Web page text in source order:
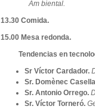
Am biental.
13.30 Comida.
15.00 Mesa redonda.
Tendencias en
Sr Víctor Cardador.
Sr. Domènec
Sr. Antonio Orrego.
Sr. Víctor Torneró.